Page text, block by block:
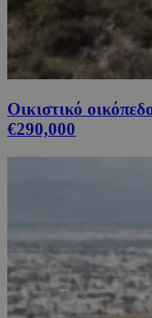
Οικιστικό
€290,000